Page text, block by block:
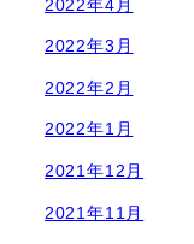
2022年4月
2022年3月
2022年2月
2022年1月
2021年12月
2021年11月